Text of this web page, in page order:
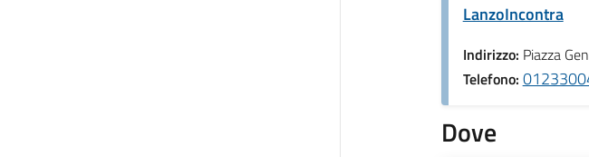
LanzoIncontra
Indirizzo: Piazza
Telefono:
Dove